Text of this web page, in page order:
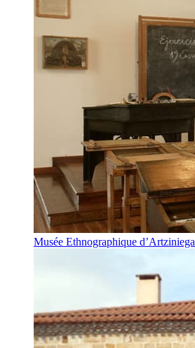
Musée Ethnographique d’Artziniega